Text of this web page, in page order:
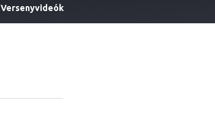
Versenyvideók